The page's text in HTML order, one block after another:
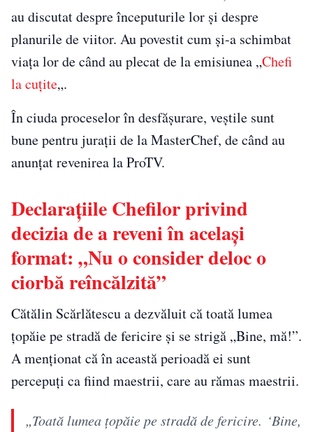
au discutat despre începuturile lor și despre
planurile de viitor. Au povestit cum și-a schimbat
viața lor de când au plecat de la emisiunea „Chefi
la cuțite„.
În ciuda proceselor în desfășurare, veștile sunt
bune pentru jurații de la MasterChef, de când au
anunțat revenirea la ProTV.
Declarațiile Chefilor privind
decizia de a reveni în același
format: „Nu o consider deloc o
ciorbă reîncălzită”
Cătălin Scărlătescu a dezvăluit că toată lumea
țopăie pe stradă de fericire și se strigă „Bine, mă!”.
A menționat că în această perioadă ei sunt
percepuți ca fiind maestrii, care au rămas maestrii.
„Toată lumea țopăie pe stradă de fericire. ‘Bine,